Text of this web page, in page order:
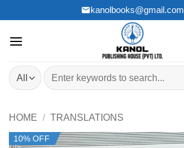
to
content
kanolbooks@gmail.com
Search
for:
HOME / TRANSLATIONS
10% OFF